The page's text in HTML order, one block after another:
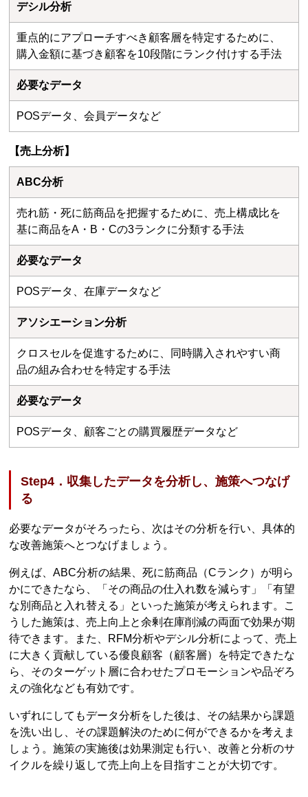
デシル分析
重点的にアプローチすべき顧客層を特定するために、
購入金額に基づき顧客を10段階にランク付けする手法
必要なデータ
POSデータ、会員データなど
【売上分析】
ABC分析
売れ筋・死に筋商品を把握するために、売上構成比を
基に商品をA・B・Cの3ランクに分類する手法
必要なデータ
POSデータ、在庫データなど
アソシエーション分析
クロスセルを促進するために、同時購入されやすい商
品の組み合わせを特定する手法
必要なデータ
POSデータ、顧客ごとの購買履歴データなど
Step4．収集したデータを分析し、施策へつなげ
る
必要なデータがそろったら、次はその分析を行い、具体的
な改善施策へとつなげましょう。
例えば、ABC分析の結果、死に筋商品（Cランク）が明ら
かにできたなら、「その商品の仕入れ数を減らす」「有望
な別商品と入れ替える」といった施策が考えられます。こ
うした施策は、売上向上と余剰在庫削減の両面で効果が期
待できます。また、RFM分析やデシル分析によって、売上
に大きく貢献している優良顧客（顧客層）を特定できたな
ら、そのターゲット層に合わせたプロモーションや品ぞろ
えの強化なども有効です。
いずれにしてもデータ分析をした後は、その結果から課題
を洗い出し、その課題解決のために何ができるかを考えま
しょう。施策の実施後は効果測定も行い、改善と分析のサ
イクルを繰り返して売上向上を目指すことが大切です。